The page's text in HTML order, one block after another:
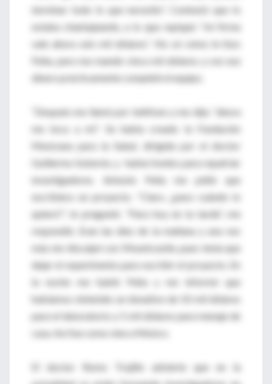
terminar todo lo que necesito”. Contestó que lo
estaba chantajeando, a lo que repiqué: “mi firma
vale ahora seis mil dólares”. No sé cómo le hizo
Peña, pero me mandó cinco mil dólares y con ese
dinero prácticamente completé el equipo.
“Después me llamó por teléfono y me dijo: “ahora
me toca a mí”. Se había creado la Fundación
Mexicana para la Salud, dirigida por el doctor
Guillermo Soberón, y había fondos para repatriar
investigadores. Antonio Peña me pidió que
escribiera un proyecto. “Claro, ¿para cuándo lo
quiere?”, le pregunté. “Para hoy en la tarde”, me
respondió. Eran las diez de la mañana y una vez
más me disculpé con Mountcastle, pues tenía que
dejar el experimento para escribir el proyecto. En
la noche me habló Peña y me informó que
habíamos obtenido un donativo de 10 mil dólares
para el laboratorio y 5 mil dólares para menaje de
casa. Así fue como vine a México.
El doctor Romo Trujillo advierte que en la